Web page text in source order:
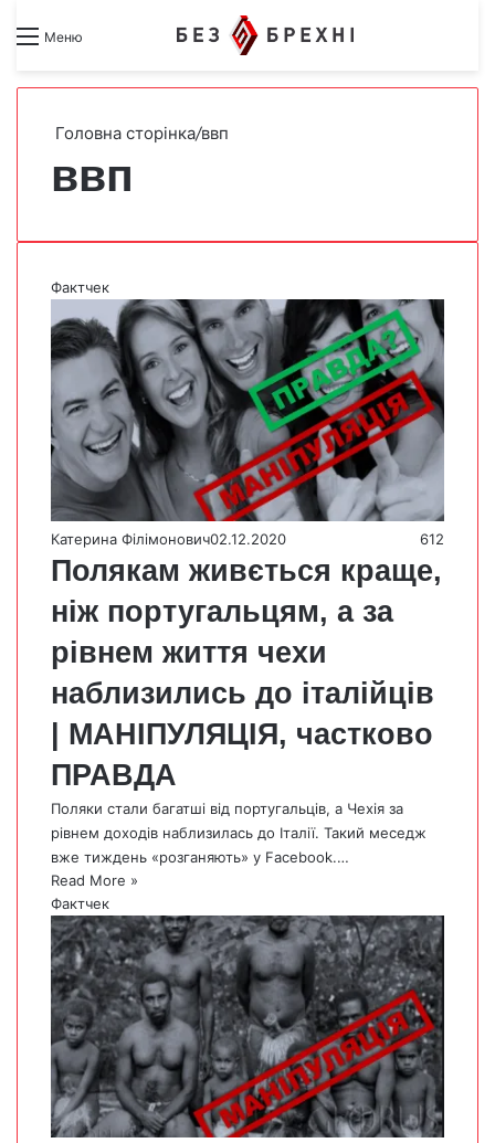
Меню Search forSwitch skin
Головна сторінка/ввп
ввп
Фактчек
Катерина Філімонович02.12.2020 612
Полякам живється краще,
ніж португальцям, а за
рівнем життя чехи
наблизились до італійців
| МАНІПУЛЯЦІЯ, частково
ПРАВДА
Поляки стали багатші від португальців, а Чехія за
рівнем доходів наблизилась до Італії. Такий меседж
вже тиждень «розганяють» у Facebook.…
Read More »
Фактчек